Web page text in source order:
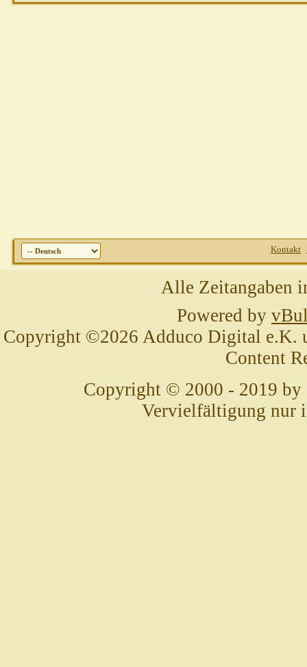
Kontakt
Alle Zeitangaben
Powered by
Copyright ©2026 Adduco Digital e.K.
Content
Copyright © 2000 - 2019 by
Vervielfältigung nur